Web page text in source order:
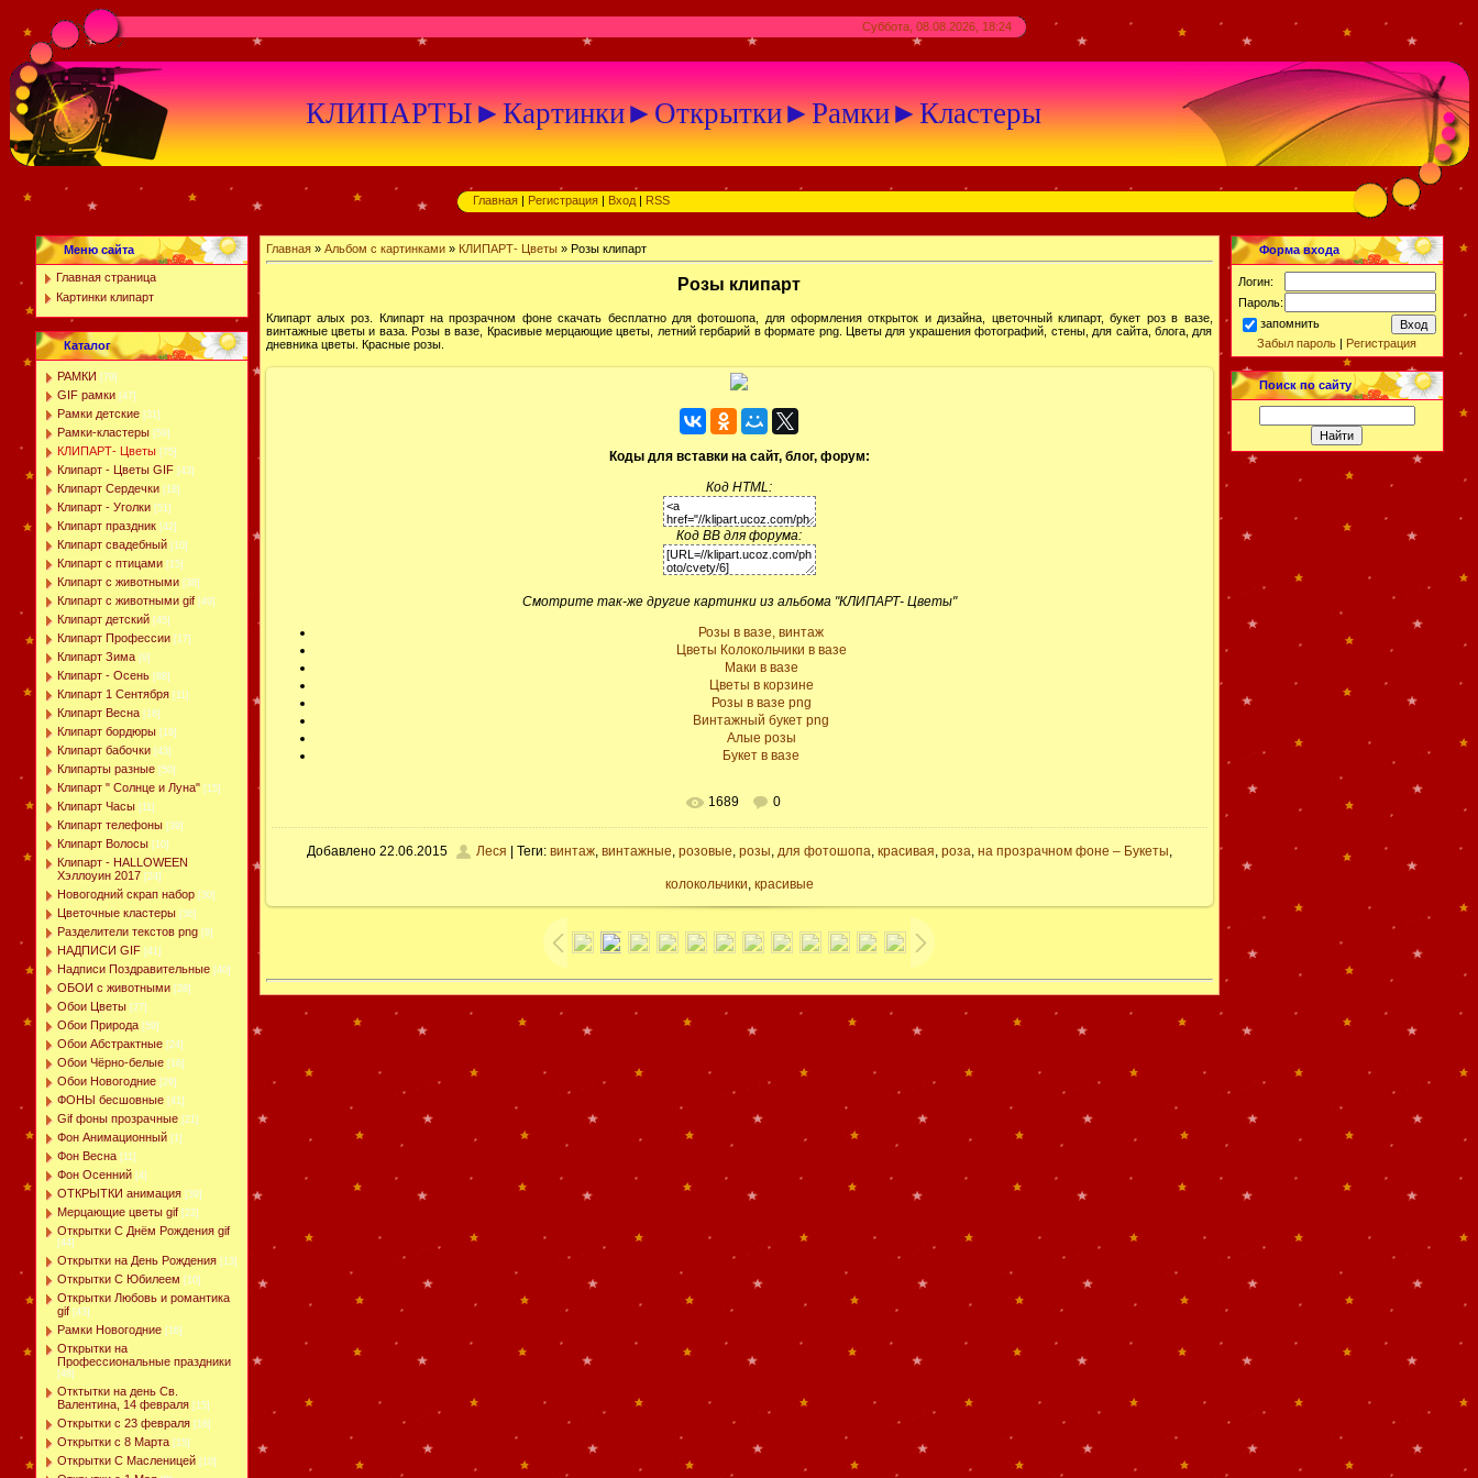
Суббота, 08.08.2026, 18:24
КЛИПАРТЫ►Картинки►Открытки►Рамки►Кластеры
Главная | Регистрация | Вход | RSS
Меню сайта
Главная страница
Картинки клипарт
Каталог
РАМКИ [79]
GIF рамки [47]
Рамки детские [31]
Рамки-кластеры [59]
КЛИПАРТ- Цветы [75]
Клипарт - Цветы GIF [43]
Клипарт Сердечки [18]
Клипарт - Уголки [51]
Клипарт праздник [42]
Клипарт свадебный [10]
Клипарт с птицами [15]
Клипарт с животными [38]
Клипарт с животными gif [49]
Клипарт детский [45]
Клипарт Профессии [17]
Клипарт Зима [9]
Клипарт - Осень [88]
Клипарт 1 Сентября [11]
Клипарт Весна [16]
Клипарт бордюры [19]
Клипарт бабочки [43]
Клипарты разные [50]
Клипарт " Солнце и Луна" [15]
Клипарт Часы [11]
Клипарт телефоны [39]
Клипарт Волосы [10]
Клипарт - HALLOWEEN
Хэллоуин 2017 [24]
Новогодний скрап набор [30]
Цветочные кластеры [36]
Разделители текстов png [9]
НАДПИСИ GIF [41]
Надписи Поздравительные [40]
ОБОИ с животными [28]
Обои Цветы [27]
Обои Природа [59]
Обои Абстрактные [24]
Обои Чёрно-белые [16]
Обои Новогодние [29]
ФОНЫ бесшовные [41]
Gif фоны прозрачные [21]
Фон Анимационный [1]
Фон Весна [11]
Фон Осенний [4]
ОТКРЫТКИ анимация [39]
Мерцающие цветы gif [22]
Открытки С Днём Рождения gif
[44]
Открытки на День Рождения [13]
Открытки С Юбилеем [10]
Открытки Любовь и романтика
gif [43]
Рамки Новогодние [16]
Открытки на
Профессиональные праздники
[48]
Отктытки на день Св.
Валентина, 14 февраля [15]
Открытки с 23 февраля [16]
Открытки с 8 Марта [15]
Открытки С Масленицей [10]
Главная» Альбом с картинками» КЛИПАРТ- Цветы» Розы клипарт
Розы клипарт
Клипарт алых роз. Клипарт на прозрачном фоне скачать бесплатно для фотошопа, для оформления открыток и дизайна, цветочный клипарт, букет роз в вазе,
винтажные цветы и ваза. Розы в вазе, Красивые мерцающие цветы, летний гербарий в формате png. Цветы для украшения фотографий, стены, для сайта, блога, для
дневника цветы. Красные розы.
Коды для вставки на сайт, блог, форум:
Код HTML:
Код BB для форума:
Смотрите так-же другие картинки из альбома "КЛИПАРТ- Цветы"
Розы в вазе, винтаж
Цветы Колокольчики в вазе
Маки в вазе
Цветы в корзине
Розы в вазе png
Винтажный букет png
Алые розы
Букет в вазе
1689 0
Добавлено22.06.2015 Леся | Теги: винтаж, винтажные, розовые, розы, для фотошопа, красивая, роза, на прозрачном фоне – Букеты,
колокольчики, красивые
Форма входа
Логин:
Пароль:
запомнить
Забыл пароль | Регистрация
Поиск по сайту